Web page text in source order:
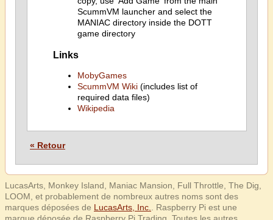
ScummVM launcher and select the
MANIAC directory inside the DOTT
game directory
Links
MobyGames
ScummVM Wiki(includes list of
required data files)
Wikipedia
« Retour
LucasArts, Monkey Island, Maniac Mansion, Full Throttle, The Dig,
LOOM, et probablement de nombreux autres noms sont des
marques déposées de LucasArts, Inc.
. Raspberry Pi est une